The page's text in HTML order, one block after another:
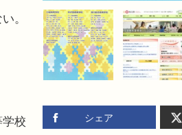
シェア
。
校